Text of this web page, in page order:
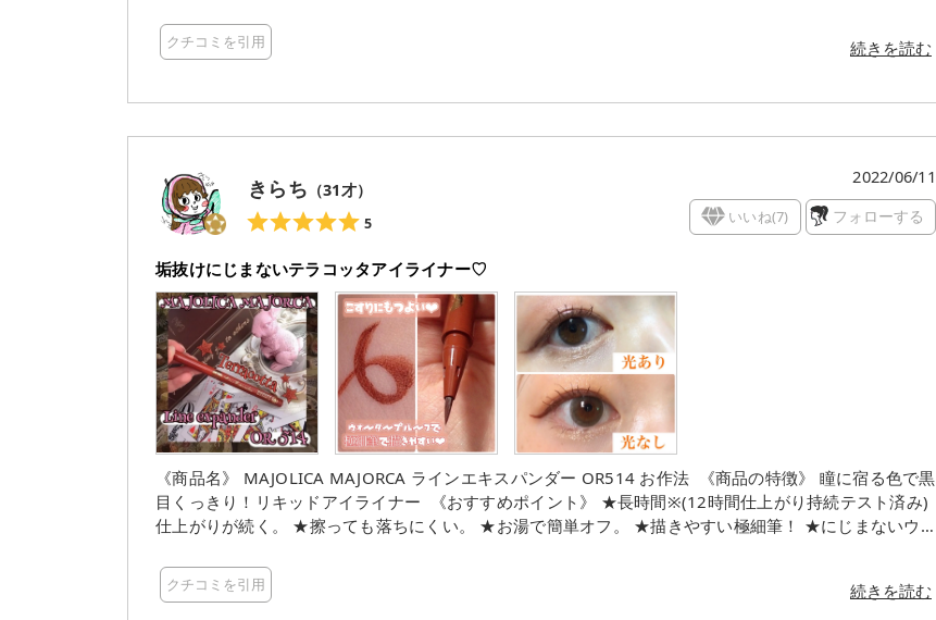
ータープルーフだけどお湯落ちです✨ 私は目尻が特にラインが落ちやすいのですが、やっぱり落ちる😭
💦 メイク直し必須のアイラインですが、可愛いので使います😍💕 #マジョリカマジョルカ #ラインエキ
クチコミを引用 続きを読む
きらち （31才）
5
2022/06/11
いいね(7) フォローする
垢抜けにじまないテラコッタアイライナー♡
《商品名》 MAJOLICA MAJORCA ラインエキスパンダー OR514 お作法 《商品の特徴》 瞳に宿る色で黒
目くっきり！リキッドアイライナー 《おすすめポイント》 ★長時間※(12時間仕上がり持続テスト済み)
仕上がりが続く。 ★擦っても落ちにくい。 ★お湯で簡単オフ。 ★描きやすい極細筆！ ★にじまないウォ
が落ちませんでした✨ ・朝(9時)にメイクして夕方(20時)までしっかり発色していました。 ・カラーバリ
エーションが豊富だと思います✨ 他の色も欲しいです。 ・筆が細めで描きやすいです(`•∀•´)✨ ・目が大
クチコミを引用 続きを読む